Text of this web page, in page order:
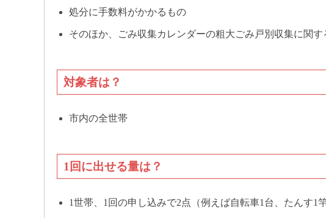
処分に手数料がかかるもの
そのほか、ごみ収集カレンダーの粗大ごみ戸別収集に関す
対象者は？
市内の全世帯
1回に出せる量は？
1世帯、1回の申し込みで2点（例えば自転車1台、たんす1竿